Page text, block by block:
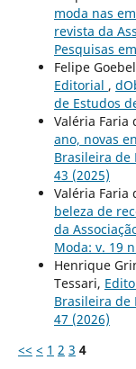
moda nas
revista da
Pesquisas
Felipe
Editorial ,
de Estudos
Valéria Faria
ano, novas
Brasileira de
43 (2025)
Valéria Faria
beleza de
da
Moda: v. 19
Henrique
Tessari,
Brasileira de
47 (2026)
<< < 1 2 3 4